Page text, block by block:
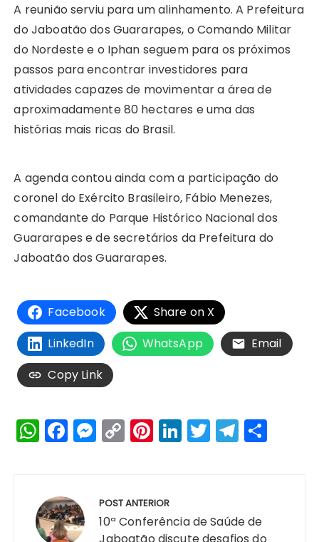
A reunião serviu para um alinhamento. A Prefeitura
do Jaboatão dos Guararapes, o Comando Militar
do Nordeste e o Iphan seguem para os próximos
passos para encontrar investidores para
atividades capazes de movimentar a área de
aproximadamente 80 hectares e uma das
histórias mais ricas do Brasil.
A agenda contou ainda com a participação do
coronel do Exército Brasileiro, Fábio Menezes,
comandante do Parque Histórico Nacional dos
Guararapes e de secretários da Prefeitura do
Jaboatão dos Guararapes.
Facebook
Share on X
LinkedIn
WhatsApp
Email
Copy Link
W
h
ts
A
F
a
e
b
M
e
s
e
C
o
y
Li
Pi
n
re
st
Li
n
dI
T
w
r
T
el
r
Post
POST ANTERIOR
10ª Conferência de Saúde de
Jaboatão discute desafios do